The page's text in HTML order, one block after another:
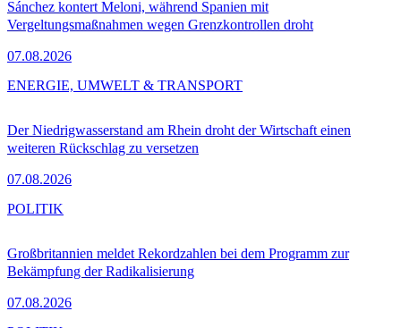
Sánchez kontert Meloni, während Spanien mit
Vergeltungsmaßnahmen wegen Grenzkontrollen droht
07.08.2026
Der Niedrigwasserstand am Rhein droht der Wirtschaft einen
weiteren Rückschlag zu versetzen
07.08.2026
ENERGIE, UMWELT & TRANSPORT
Großbritannien meldet Rekordzahlen bei dem Programm zur
Bekämpfung der Radikalisierung
07.08.2026
POLITIK